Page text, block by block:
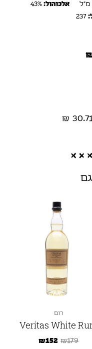
אלכוהול: 43%
237
רום
Veritas White
₪179
₪152